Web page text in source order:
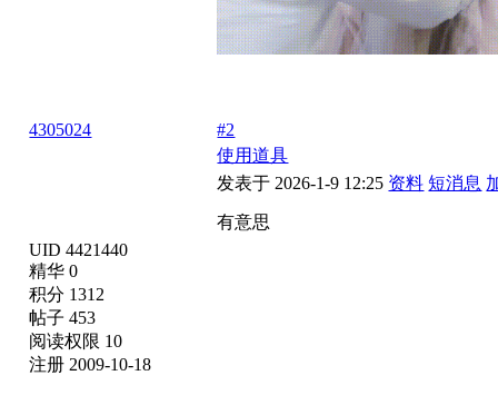
4305024
UID 4421440
精华 0
积分 1312
帖子 453
阅读权限 10
注册 2009-10-18
#2
使用道具
发表于 2026-1-9 12:25 资料 短消息
有意思